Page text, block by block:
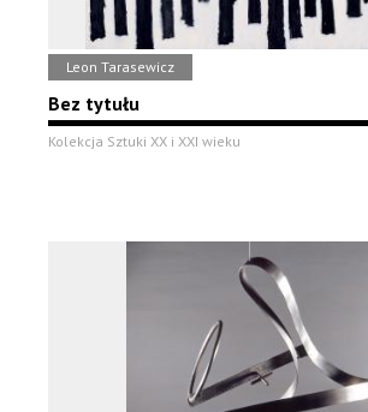
Leon Tarasewicz
Bez tytułu
Kolekcja Sztuki XX i XXI wieku